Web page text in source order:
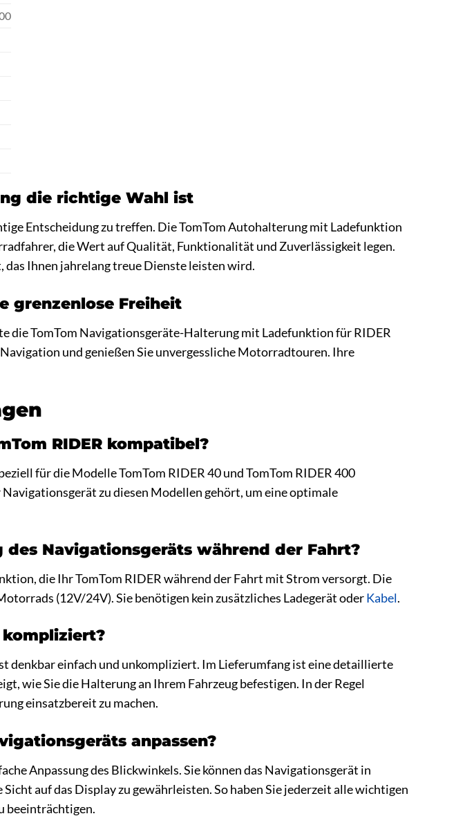
die richtige Wahl ist
Entscheidung zu treffen. Die TomTom Autohalterung mit Ladefunktion
die Wert auf Qualität, Funktionalität und Zuverlässigkeit legen.
Ihnen jahrelang treue Dienste leisten wird.
grenzenlose Freiheit
die TomTom Navigationsgeräte-Halterung mit Ladefunktion für RIDER
und genießen Sie unvergessliche Motorradtouren. Ihre
RIDER kompatibel?
für die Modelle TomTom RIDER 40 und TomTom RIDER 400
zu diesen Modellen gehört, um eine optimale
Navigationsgeräts während der Fahrt?
die Ihr TomTom RIDER während der Fahrt mit Strom versorgt. Die
(12V/24V). Sie benötigen kein zusätzliches Ladegerät oderKabel.
denkbar einfach und unkompliziert. Im Lieferumfang ist eine detaillierte
wie Sie die Halterung an Ihrem Fahrzeug befestigen. In der Regel
einsatzbereit zu machen.
anpassen?
Anpassung des Blickwinkels. Sie können das Navigationsgerät in
auf das Display zu gewährleisten. So haben Sie jederzeit alle wichtigen
beeinträchtigen.